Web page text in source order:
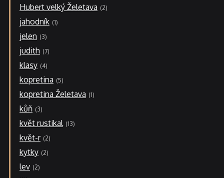
Hubert velký Želetava 2
jahodník 1
jelen 3
judith 7
klasy 4
kopretina 5
kopretina Želetava 1
kůň 3
květ rustikal 13
květ-r 2
kytky 2
lev 2